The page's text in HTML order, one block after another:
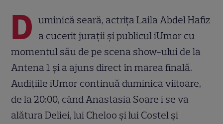
D uminică seară, actriţa Laila Abdel Hafiz
a cucerit jurații și publicul iUmor cu
momentul său de pe scena show-ului de la
Antena 1 şi a ajuns direct în marea finală.
Audiţiile iUmor continuă duminica viitoare,
de la 20:00, când Anastasia Soare i se va
alătura Deliei, lui Cheloo şi lui Costel şi